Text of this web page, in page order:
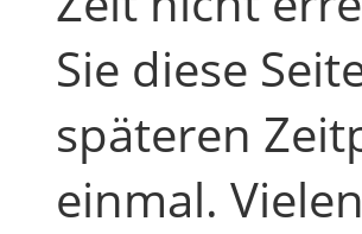
Sie diese
späteren
einmal.